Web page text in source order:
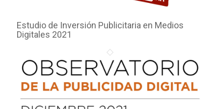
Estudio de Inversión Publicitaria en Medios
Digitales 2021